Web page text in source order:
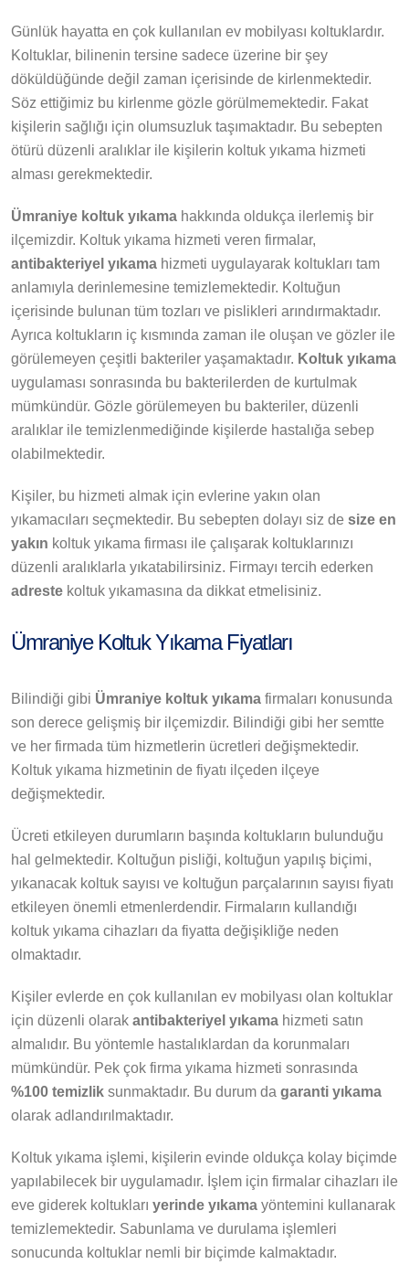
Günlük hayatta en çok kullanılan ev mobilyası koltuklardır.
Koltuklar, bilinenin tersine sadece üzerine bir şey
döküldüğünde değil zaman içerisinde de kirlenmektedir.
Söz ettiğimiz bu kirlenme gözle görülmemektedir. Fakat
kişilerin sağlığı için olumsuzluk taşımaktadır. Bu sebepten
ötürü düzenli aralıklar ile kişilerin koltuk yıkama hizmeti
alması gerekmektedir.
Ümraniye koltuk yıkama hakkında oldukça ilerlemiş bir
ilçemizdir. Koltuk yıkama hizmeti veren firmalar,
antibakteriyel yıkama hizmeti uygulayarak koltukları tam
anlamıyla derinlemesine temizlemektedir. Koltuğun
içerisinde bulunan tüm tozları ve pislikleri arındırmaktadır.
Ayrıca koltukların iç kısmında zaman ile oluşan ve gözler ile
görülemeyen çeşitli bakteriler yaşamaktadır. Koltuk yıkama
uygulaması sonrasında bu bakterilerden de kurtulmak
mümkündür. Gözle görülemeyen bu bakteriler, düzenli
aralıklar ile temizlenmediğinde kişilerde hastalığa sebep
olabilmektedir.
Kişiler, bu hizmeti almak için evlerine yakın olan
yıkamacıları seçmektedir. Bu sebepten dolayı siz de size en
yakın koltuk yıkama firması ile çalışarak koltuklarınızı
düzenli aralıklarla yıkatabilirsiniz. Firmayı tercih ederken
adreste koltuk yıkamasına da dikkat etmelisiniz.
Ümraniye Koltuk Yıkama Fiyatları
Bilindiği gibi Ümraniye koltuk yıkama firmaları konusunda
son derece gelişmiş bir ilçemizdir. Bilindiği gibi her semtte
ve her firmada tüm hizmetlerin ücretleri değişmektedir.
Koltuk yıkama hizmetinin de fiyatı ilçeden ilçeye
değişmektedir.
Ücreti etkileyen durumların başında koltukların bulunduğu
hal gelmektedir. Koltuğun pisliği, koltuğun yapılış biçimi,
yıkanacak koltuk sayısı ve koltuğun parçalarının sayısı fiyatı
etkileyen önemli etmenlerdendir. Firmaların kullandığı
koltuk yıkama cihazları da fiyatta değişikliğe neden
olmaktadır.
Kişiler evlerde en çok kullanılan ev mobilyası olan koltuklar
için düzenli olarak antibakteriyel yıkama hizmeti satın
almalıdır. Bu yöntemle hastalıklardan da korunmaları
mümkündür. Pek çok firma yıkama hizmeti sonrasında
%100 temizlik sunmaktadır. Bu durum da garanti yıkama
olarak adlandırılmaktadır.
Koltuk yıkama işlemi, kişilerin evinde oldukça kolay biçimde
yapılabilecek bir uygulamadır. İşlem için firmalar cihazları ile
eve giderek koltukları yerinde yıkama yöntemini kullanarak
temizlemektedir. Sabunlama ve durulama işlemleri
sonucunda koltuklar nemli bir biçimde kalmaktadır.